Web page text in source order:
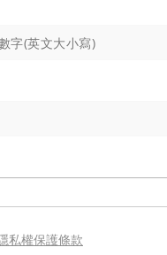
私權保護條款